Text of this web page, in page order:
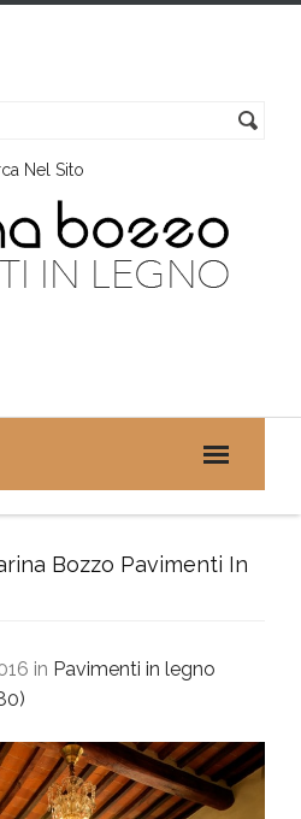
Nel Sito
Bozzo Pavimenti In
in Pavimenti in legno